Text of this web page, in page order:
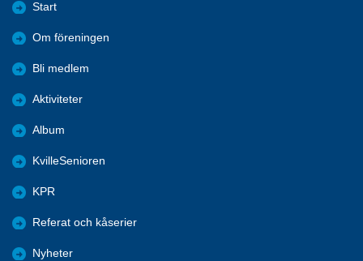
Start
Om föreningen
Bli medlem
Aktiviteter
Album
KvilleSenioren
KPR
Referat och kåserier
Nyheter